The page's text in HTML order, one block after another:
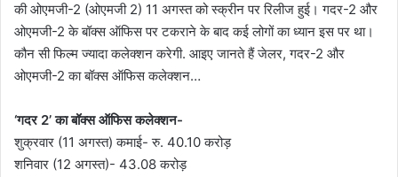
की ओएमजी-2 (ओएमजी 2) 11 अगस्त को स्क्रीन पर रिलीज हुई। गदर-2 और
ओएमजी-2 के बॉक्स ऑफिस पर टकराने के बाद कई लोगों का ध्यान इस पर था।
कौन सी फिल्म ज्यादा कलेक्शन करेगी. आइए जानते हैं जेलर, गदर-2 और
ओएमजी-2 का बॉक्स ऑफिस कलेक्शन…
‘गदर 2’ का बॉक्स ऑफिस कलेक्शन-
शुक्रवार (11 अगस्त) कमाई- रु. 40.10 करोड़
शनिवार (12 अगस्त)- 43.08 करोड़